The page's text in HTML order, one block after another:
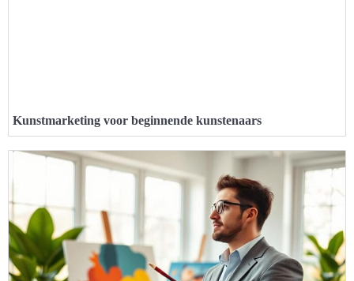
Kunstmarketing voor beginnende kunstenaars